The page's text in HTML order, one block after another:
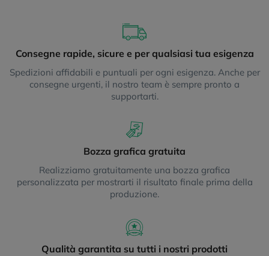
Consegne rapide, sicure e per qualsiasi tua esigenza
Spedizioni affidabili e puntuali per ogni esigenza. Anche per
consegne urgenti, il nostro team è sempre pronto a
supportarti.
Bozza grafica gratuita
Realizziamo gratuitamente una bozza grafica
personalizzata per mostrarti il risultato finale prima della
produzione.
Qualità garantita su tutti i nostri prodotti